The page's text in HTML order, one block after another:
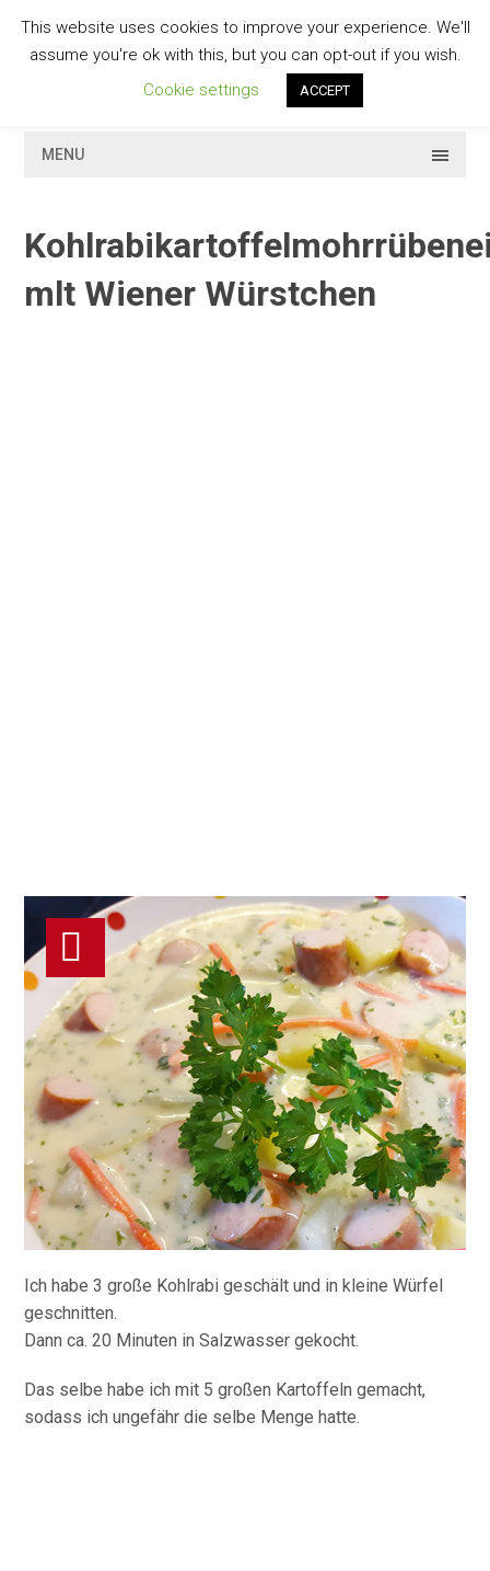
contentGESCHMACKVOLL
MENU
mlt Wiener Würstchen
Ich habe 3 große Kohlrabi geschält und in kleine Würfel
geschnitten.
Dann ca. 20 Minuten in Salzwasser gekocht.
Das selbe habe ich mit 5 großen Kartoffeln gemacht,
sodass ich ungefähr die selbe Menge hatte.
This website uses cookies to improve your experience. We'll
assume you're ok with this, but you can opt-out if you wish.
Cookie settings
ACCEPT